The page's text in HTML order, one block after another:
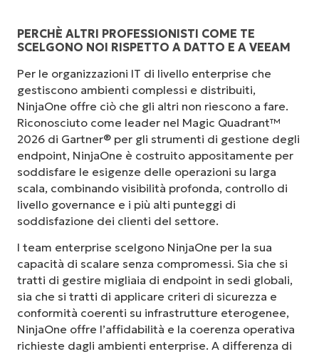
PERCHÈ ALTRI PROFESSIONISTI COME TE
SCELGONO NOI RISPETTO A DATTO E A VEEAM
Per le organizzazioni IT di livello enterprise che
gestiscono ambienti complessi e distribuiti,
NinjaOne offre ciò che gli altri non riescono a fare.
Riconosciuto come leader nel Magic Quadrant™
2026 di Gartner® per gli strumenti di gestione degli
endpoint, NinjaOne è costruito appositamente per
soddisfare le esigenze delle operazioni su larga
scala, combinando visibilità profonda, controllo di
livello governance e i più alti punteggi di
soddisfazione dei clienti del settore.
I team enterprise scelgono NinjaOne per la sua
capacità di scalare senza compromessi. Sia che si
tratti di gestire migliaia di endpoint in sedi globali,
sia che si tratti di applicare criteri di sicurezza e
conformità coerenti su infrastrutture eterogenee,
NinjaOne offre l’affidabilità e la coerenza operativa
richieste dagli ambienti enterprise. A differenza di